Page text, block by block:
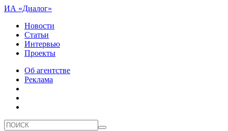
ИА «Диалог»
Новости
Статьи
Интервью
Проекты
Об агентстве
Реклама